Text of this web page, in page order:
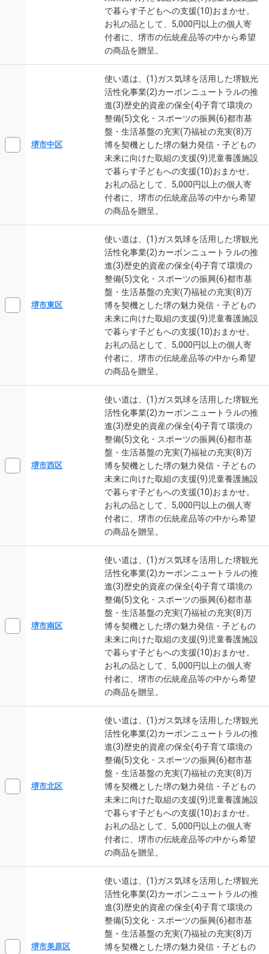
で暮らす子どもへの支援(10)おまかせ。
お礼の品として、5,000円以上の個人寄
付者に、堺市の伝統産品等の中から希望
の商品を贈呈。
堺市中区
使い道は、(1)ガス気球を活用した堺観光
活性化事業(2)カーボンニュートラルの推
進(3)歴史的資産の保全(4)子育て環境の
整備(5)文化・スポーツの振興(6)都市基
盤・生活基盤の充実(7)福祉の充実(8)万
博を契機とした堺の魅力発信・子どもの
未来に向けた取組の支援(9)児童養護施設
で暮らす子どもへの支援(10)おまかせ。
お礼の品として、5,000円以上の個人寄
付者に、堺市の伝統産品等の中から希望
の商品を贈呈。
堺市東区
使い道は、(1)ガス気球を活用した堺観光
活性化事業(2)カーボンニュートラルの推
進(3)歴史的資産の保全(4)子育て環境の
整備(5)文化・スポーツの振興(6)都市基
盤・生活基盤の充実(7)福祉の充実(8)万
博を契機とした堺の魅力発信・子どもの
未来に向けた取組の支援(9)児童養護施設
で暮らす子どもへの支援(10)おまかせ。
お礼の品として、5,000円以上の個人寄
付者に、堺市の伝統産品等の中から希望
の商品を贈呈。
堺市西区
使い道は、(1)ガス気球を活用した堺観光
活性化事業(2)カーボンニュートラルの推
進(3)歴史的資産の保全(4)子育て環境の
整備(5)文化・スポーツの振興(6)都市基
盤・生活基盤の充実(7)福祉の充実(8)万
博を契機とした堺の魅力発信・子どもの
未来に向けた取組の支援(9)児童養護施設
で暮らす子どもへの支援(10)おまかせ。
お礼の品として、5,000円以上の個人寄
付者に、堺市の伝統産品等の中から希望
の商品を贈呈。
堺市南区
使い道は、(1)ガス気球を活用した堺観光
活性化事業(2)カーボンニュートラルの推
進(3)歴史的資産の保全(4)子育て環境の
整備(5)文化・スポーツの振興(6)都市基
盤・生活基盤の充実(7)福祉の充実(8)万
博を契機とした堺の魅力発信・子どもの
未来に向けた取組の支援(9)児童養護施設
で暮らす子どもへの支援(10)おまかせ。
お礼の品として、5,000円以上の個人寄
付者に、堺市の伝統産品等の中から希望
の商品を贈呈。
堺市北区
使い道は、(1)ガス気球を活用した堺観光
活性化事業(2)カーボンニュートラルの推
進(3)歴史的資産の保全(4)子育て環境の
整備(5)文化・スポーツの振興(6)都市基
盤・生活基盤の充実(7)福祉の充実(8)万
博を契機とした堺の魅力発信・子どもの
未来に向けた取組の支援(9)児童養護施設
で暮らす子どもへの支援(10)おまかせ。
お礼の品として、5,000円以上の個人寄
付者に、堺市の伝統産品等の中から希望
の商品を贈呈。
堺市美原区
使い道は、(1)ガス気球を活用した堺観光
活性化事業(2)カーボンニュートラルの推
進(3)歴史的資産の保全(4)子育て環境の
整備(5)文化・スポーツの振興(6)都市基
盤・生活基盤の充実(7)福祉の充実(8)万
博を契機とした堺の魅力発信・子どもの